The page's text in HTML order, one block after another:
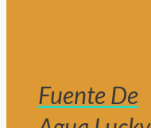
Fuente De